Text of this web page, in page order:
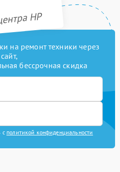
HP
на ремонт техники через
сайт,
бессрочная скидка
с политикой конфиденциальности